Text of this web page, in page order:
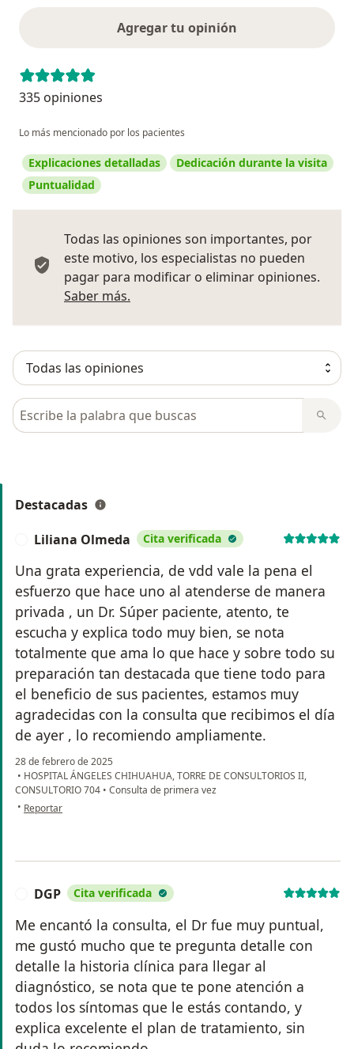
Agregar tu opinión
335 opiniones
Lo más mencionado por los pacientes
Explicaciones detalladas
Dedicación durante la visita
Puntualidad
Todas las opiniones son importantes, por
este motivo, los especialistas no pueden
pagar para modificar o eliminar opiniones.
Saber más.
Busca en opiniones
Destacadas
Liliana Olmeda Cita verificada
Una grata experiencia, de vdd vale la pena el
esfuerzo que hace uno al atenderse de manera
privada , un Dr. Súper paciente, atento, te
escucha y explica todo muy bien, se nota
totalmente que ama lo que hace y sobre todo su
preparación tan destacada que tiene todo para
el beneficio de sus pacientes, estamos muy
agradecidas con la consulta que recibimos el día
de ayer , lo recomiendo ampliamente.
28 de febrero de 2025
• HOSPITAL ÁNGELES CHIHUAHUA, TORRE DE CONSULTORIOS II,
CONSULTORIO 704 • Consulta de primera vez
• en opinión del usuario Liliana Olmeda
Reportar
DGP Cita verificada
Me encantó la consulta, el Dr fue muy puntual,
me gustó mucho que te pregunta detalle con
detalle la historia clínica para llegar al
diagnóstico, se nota que te pone atención a
todos los síntomas que le estás contando, y
explica excelente el plan de tratamiento, sin